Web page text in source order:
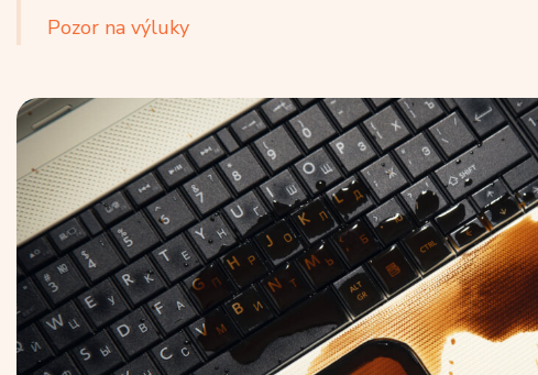
Pozor na výluky